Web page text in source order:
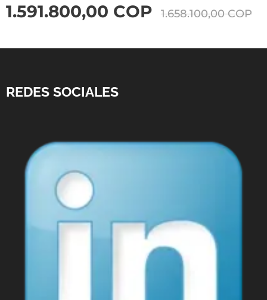
1.591.800,00 COP 1.658.100,00COP
REDES SOCIALES